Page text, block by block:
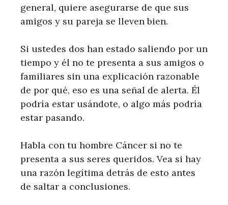
general, quiere asegurarse de que sus
amigos y su pareja se lleven bien.
Si ustedes dos han estado saliendo por un
tiempo y él no te presenta a sus amigos o
familiares sin una explicación razonable
de por qué, eso es una señal de alerta. Él
podría estar usándote, o algo más podría
estar pasando.
Habla con tu hombre Cáncer si no te
presenta a sus seres queridos. Vea si hay
una razón legítima detrás de esto antes
de saltar a conclusiones.